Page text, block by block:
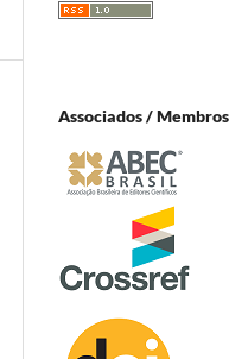
Associados / Membros